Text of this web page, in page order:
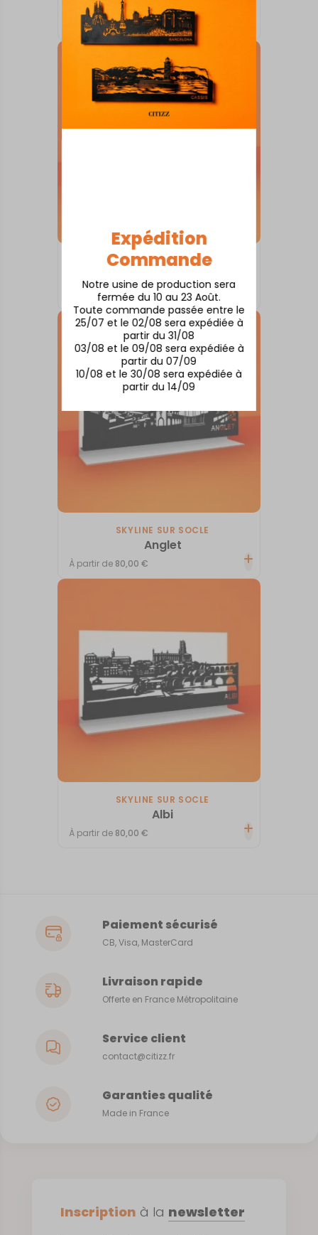
Expédition
Commande
Notre usine de production sera
fermée du 10 au 23 Août.
Toute commande passée entre le
25/07 et le 02/08 sera expédiée à
partir du 31/08
03/08 et le 09/08 sera expédiée à
partir du 07/09
10/08 et le 30/08 sera expédiée à
partir du 14/09
Antibes
À partir de80,00€
SKYLINE SUR SOCLE
Annecy
À partir de80,00€
SKYLINE SUR SOCLE
Anglet
À partir de 80,00€
SKYLINE SUR SOCLE
Albi
À partir de 80,00€
Paiement sécurisé
CB, Visa, MasterCard
Livraison rapide
Offerte en France Métropolitaine
Service client
contact@citizz.fr
Garanties qualité
Made in France
Inscription à la newsletter